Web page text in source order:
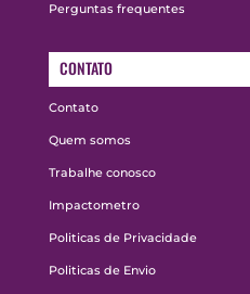
Perguntas frequentes
CONTATO
Contato
Quem somos
Trabalhe conosco
Impactometro
Politicas de Privacidade
Politicas de Envio